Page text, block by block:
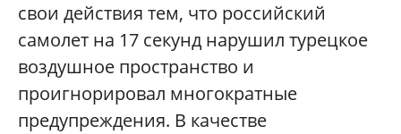
свои действия тем, что российский
самолет на 17 секунд нарушил турецкое
воздушное пространство и
проигнорировал многократные
предупреждения. В качестве